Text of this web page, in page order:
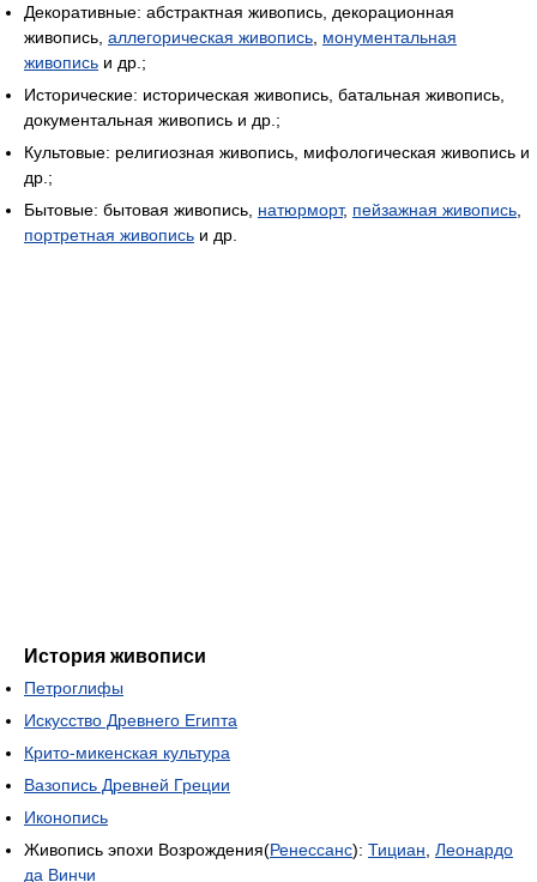
Декоративные: абстрактная живопись, декорационная
живопись, аллегорическая живопись монументальная
живопись и др.;
Исторические: историческая живопись, батальная живопись,
документальная живопись и др.;
Культовые: религиозная живопись, мифологическая живопись и
др.;
Бытовые: бытовая живопись, натюрморт, пейзажная живопись
портретная живопись и др.
История живописи
Петроглифы
Искусство Древнего Египта
Крито-микенская культура
Вазопись Древней Греции
Иконопись
Живопись эпохи Возрождения(Ренессанс): Тициан Леонардо
да Винчи